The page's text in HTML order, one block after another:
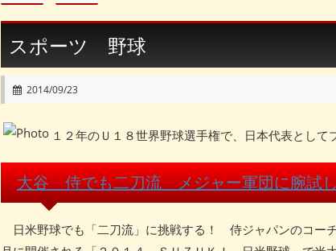
スポーツ 野球
2014/09/23
１２年のＵ１８世界野球選手権で、日本代表とし
大谷 侍でも二刀流 メジャー軍団に腕試
日米野球でも「二刀流」に挑戦する！ 侍ジャパンのコー